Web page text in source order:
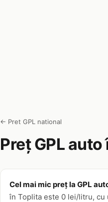
← Pret GPL national
Preț GPL auto
Cel mai mic preț la GPL
în Toplita este 0 lei/litru, cu